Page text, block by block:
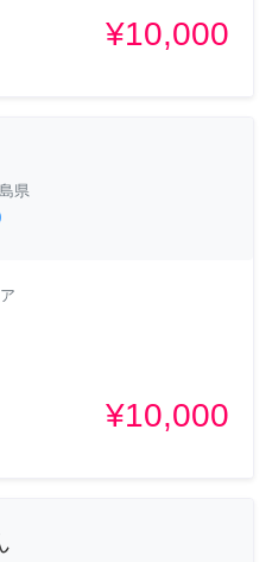
¥10,000
県
¥10,000